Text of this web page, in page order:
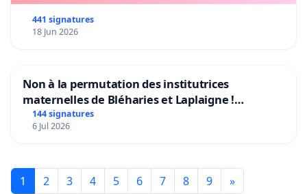
441 signatures
18 Jun 2026
Non à la permutation des institutrices
maternelles de Bléharies et Laplaigne !
Préservons la stabilité de nos enfants.
144 signatures
6 Jul 2026
1 2 3 4 5 6 7 8 9 »